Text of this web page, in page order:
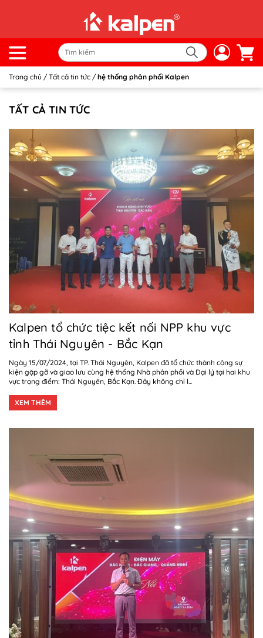
Trang chủ / Tất cả tin tức / hệ thống phân phối Kalpen
TẤT CẢ TIN TỨC
Kalpen tổ chức tiệc kết nối NPP khu vực
tỉnh Thái Nguyên - Bắc Kạn
Ngày 15/07/2024, tại TP. Thái Nguyên, Kalpen đã tổ chức thành công sự
kiện gặp gỡ và giao lưu cùng hệ thống Nhà phân phối và Đại lý tại hai khu
vực trọng điểm: Thái Nguyên, Bắc Kạn. Đây không chỉ l...
XEM THÊM